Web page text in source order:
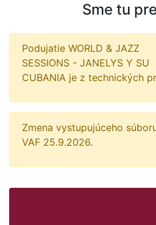
Sme tu
Podujatie WORLD & JAZZ
SESSIONS - JANELYS Y SU
CUBANIA je z technických
Zmena vystupujúceho
VAF 25.9.2026.